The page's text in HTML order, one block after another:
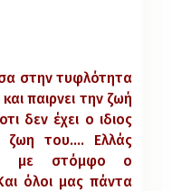
στην τυφλότητα
παιρνει την ζωή
δεν έχει ο ιδιος
ζωη του…. Ελλάς
με στόμφο ο
όλοι μας πάντα